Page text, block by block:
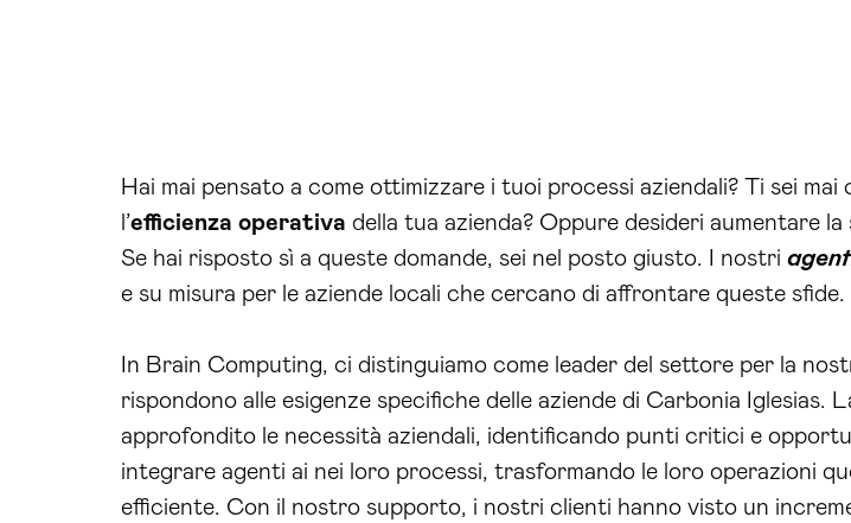
Hai mai pensato a come ottimizzare i tuoi processi aziendali? Ti sei mai
l’efficienza operativa della tua azienda? Oppure desideri aumentare
Se hai risposto sì a queste domande, sei nel posto giusto. I nostri
e su misura per le aziende locali che cercano di affrontare queste sfide.
In Brain Computing, ci distinguiamo come leader del settore per la
rispondono alle esigenze specifiche delle aziende di Carbonia Iglesias.
approfondito le necessità aziendali, identificando punti critici e
integrare agenti ai nei loro processi, trasformando le loro operazioni
efficiente. Con il nostro supporto, i nostri clienti hanno visto un